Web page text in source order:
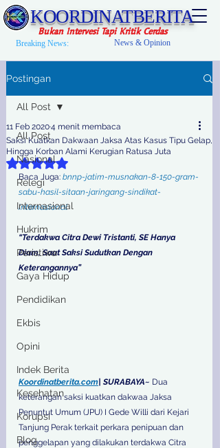
KOORDINATBERITA
Bukan Intervesi Tapi Kritik Cerdas
Breaking News: News & Opinion
Postingan
All Post
Nasional
Relegi
Internasional
Hukrim
Peristiwa
Gaya Hidup
Pendidikan
Ekbis
Opini
Indek Berita
Kesehatan
Korupsi
Blog
All Post
Saksi Kuatkan Dakwaan Jaksa Atas Kasus Tipu Gelap,
Hingga Korban Alami Kerugian Ratusa Juta
11 Feb 20204 menit membaca
Dinilai NaN dari 5 bintang.
Baca Juga: bnnp-jatim-musnakan-8-150-gram-
sabu-hasil-sitaan-jaringang-sindikat-
internasional
“Terdakwa Citra Dewi Tristanti, SE Hanya
Diam, Saat Saksi Sudutkan Dengan
Keterangannya”
Koordinatberita.com| SURABAYA~ Dua
keterangan saksi kuatkan dakwaa Jaksa
Penuntut Umum (JPU) I Gede Willi dari Kejari
Tanjung Perak terkait perkara penipuan dan
penggelapan yang dilakukan terdakwa Citra